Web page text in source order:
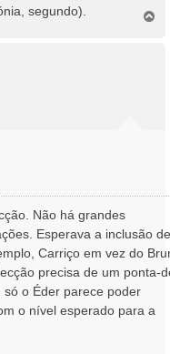
segundo).
Não há grandes
Esperava a inclusão de
Carriço em vez do
precisa de um ponta-
o Éder parece poder
o nível esperado para a